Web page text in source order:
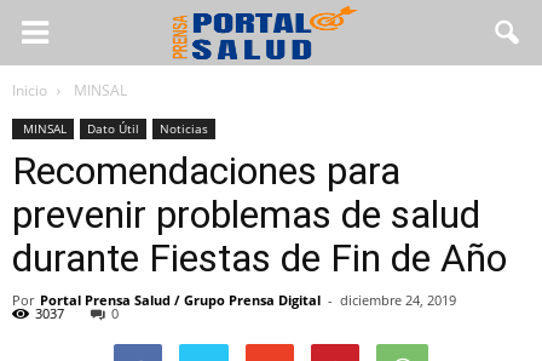
Inicio MINSAL
MINSAL Dato Útil Noticias
Recomendaciones para
prevenir problemas de salud
durante Fiestas de Fin de Año
Por Portal Prensa Salud / Grupo Prensa Digital - diciembre 24, 2019
3037 0